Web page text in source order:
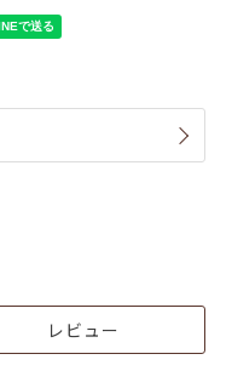
レビュー